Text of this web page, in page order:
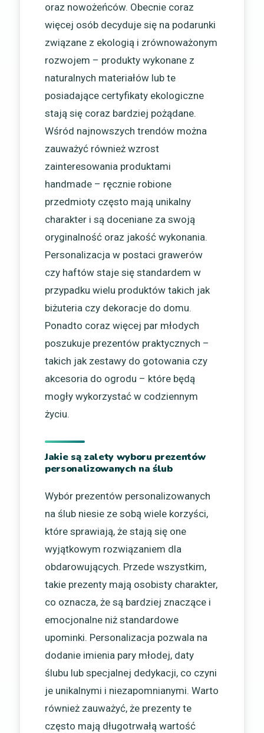
oraz nowożeńców. Obecnie coraz
więcej osób decyduje się na podarunki
związane z ekologią i zrównoważonym
rozwojem – produkty wykonane z
naturalnych materiałów lub te
posiadające certyfikaty ekologiczne
stają się coraz bardziej pożądane.
Wśród najnowszych trendów można
zauważyć również wzrost
zainteresowania produktami
handmade – ręcznie robione
przedmioty często mają unikalny
charakter i są doceniane za swoją
oryginalność oraz jakość wykonania.
Personalizacja w postaci grawerów
czy haftów staje się standardem w
przypadku wielu produktów takich jak
biżuteria czy dekoracje do domu.
Ponadto coraz więcej par młodych
poszukuje prezentów praktycznych –
takich jak zestawy do gotowania czy
akcesoria do ogrodu – które będą
mogły wykorzystać w codziennym
życiu.
Jakie są zalety wyboru prezentów
personalizowanych na ślub
Wybór prezentów personalizowanych
na ślub niesie ze sobą wiele korzyści,
które sprawiają, że stają się one
wyjątkowym rozwiązaniem dla
obdarowujących. Przede wszystkim,
takie prezenty mają osobisty charakter,
co oznacza, że są bardziej znaczące i
emocjonalne niż standardowe
upominki. Personalizacja pozwala na
dodanie imienia pary młodej, daty
ślubu lub specjalnej dedykacji, co czyni
je unikalnymi i niezapomnianymi. Warto
również zauważyć, że prezenty te
często mają długotrwałą wartość